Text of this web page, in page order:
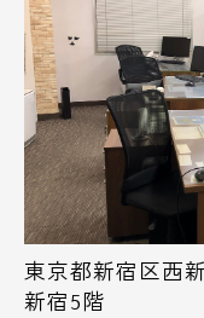
東京都新宿区西
新宿5階